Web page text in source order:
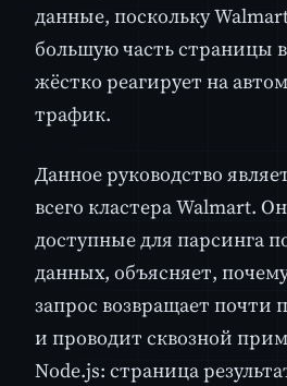
данные, поскольку
большую часть страницы
жёстко реагирует на
трафик.
Данное руководство
всего кластера Walmart.
доступные для парсинга
данных, объясняет,
запрос возвращает почти
и проводит сквозной
Node.js: страница